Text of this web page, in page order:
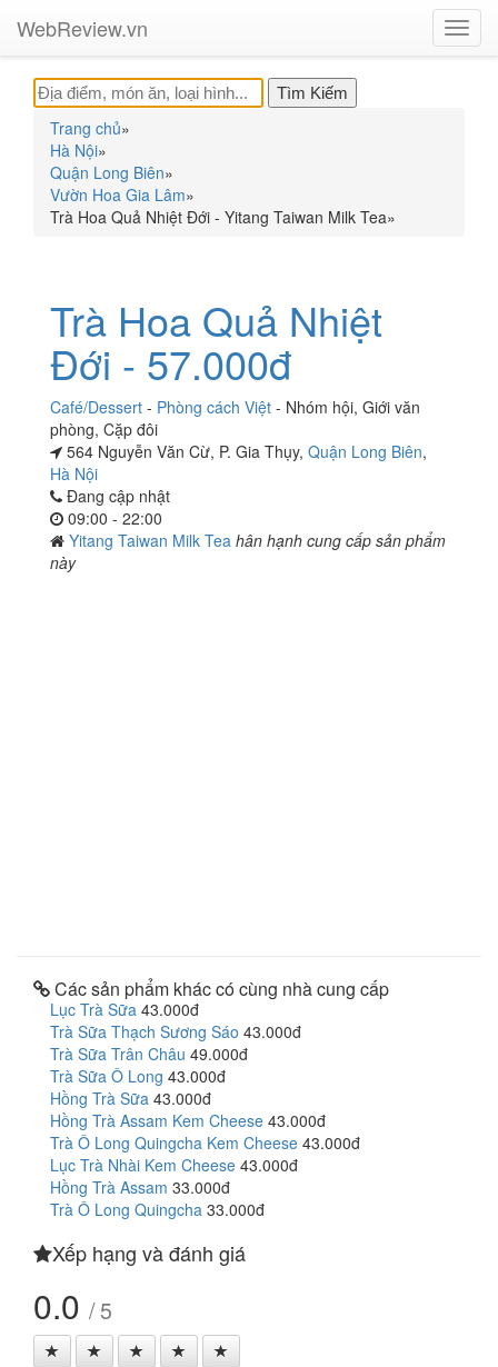
WebReview.vn
Trang chủ»
Hà Nội»
Quận Long Biên»
Vườn Hoa Gia Lâm»
Trà Hoa Quả Nhiệt Đới - Yitang Taiwan Milk Tea»
Trà Hoa Quả Nhiệt
Đới - 57.000đ
Café/Dessert - Phòng cách Việt - Nhóm hội, Giới văn
phòng, Cặp đôi
564 Nguyễn Văn Cừ, P. Gia Thụy, Quận Long Biên,
Hà Nội
Đang cập nhật
09:00 - 22:00
Yitang Taiwan Milk Tea hân hạnh cung cấp sản phẩm
này
Các sản phẩm khác có cùng nhà cung cấp
Lục Trà Sữa 43.000đ
Trà Sữa Thạch Sương Sáo 43.000đ
Trà Sữa Trân Châu 49.000đ
Trà Sữa Ô Long 43.000đ
Hồng Trà Sữa 43.000đ
Hồng Trà Assam Kem Cheese 43.000đ
Trà Ô Long Quingcha Kem Cheese 43.000đ
Lục Trà Nhài Kem Cheese 43.000đ
Hồng Trà Assam 33.000đ
Trà Ô Long Quingcha 33.000đ
Xếp hạng và đánh giá
0.0 / 5